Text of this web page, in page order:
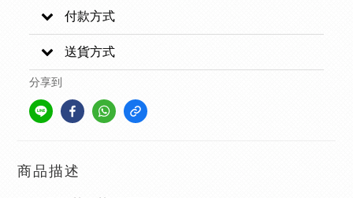
付款方式
送貨方式
分享到
商品描述